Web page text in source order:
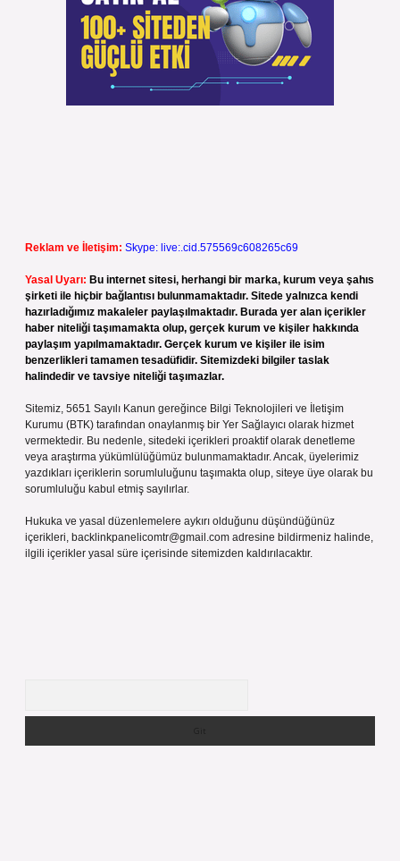
Reklam ve İletişim: Skype: live:.cid.575569c608265c69
Yasal Uyarı: Bu internet sitesi, herhangi bir marka, kurum veya şahıs
şirketi ile hiçbir bağlantısı bulunmamaktadır. Sitede yalnızca kendi
hazırladığımız makaleler paylaşılmaktadır. Burada yer alan içerikler
haber niteliği taşımamakta olup, gerçek kurum ve kişiler hakkında
paylaşım yapılmamaktadır. Gerçek kurum ve kişiler ile isim
benzerlikleri tamamen tesadüfidir. Sitemizdeki bilgiler taslak
halindedir ve tavsiye niteliği taşımazlar.
Sitemiz, 5651 Sayılı Kanun gereğince Bilgi Teknolojileri ve İletişim
Kurumu (BTK) tarafından onaylanmış bir Yer Sağlayıcı olarak hizmet
vermektedir. Bu nedenle, sitedeki içerikleri proaktif olarak denetleme
veya araştırma yükümlülüğümüz bulunmamaktadır. Ancak, üyelerimiz
yazdıkları içeriklerin sorumluluğunu taşımakta olup, siteye üye olarak bu
sorumluluğu kabul etmiş sayılırlar.
Hukuka ve yasal düzenlemelere aykırı olduğunu düşündüğünüz
içerikleri, backlinkpanelicomtr@gmail.com adresine bildirmeniz halinde,
ilgili içerikler yasal süre içerisinde sitemizden kaldırılacaktır.